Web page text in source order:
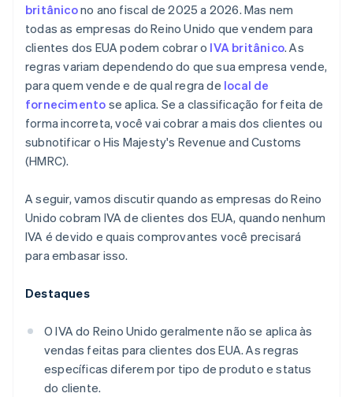
britânicono ano fiscal de 2025 a 2026. Mas nem
todas as empresas do Reino Unido que vendem para
clientes dos EUA podem cobrar o IVA britânico. As
regras variam dependendo do que sua empresa vende,
para quem vende e de qual regra de local de
fornecimento se aplica. Se a classificação for feita de
forma incorreta, você vai cobrar a mais dos clientes ou
subnotificar o His Majesty's Revenue and Customs
(HMRC).
A seguir, vamos discutir quando as empresas do Reino
Unido cobram IVA de clientes dos EUA, quando nenhum
IVA é devido e quais comprovantes você precisará
para embasar isso.
Destaques
O IVA do Reino Unido geralmente não se aplica às
vendas feitas para clientes dos EUA. As regras
específicas diferem por tipo de produto e status
do cliente.